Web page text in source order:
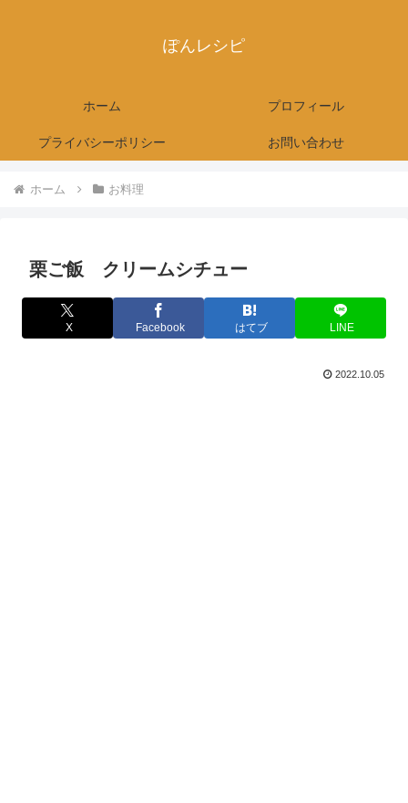
ぽんレシピ
ホーム プロフィール
プライバシーポリシー お問い合わせ
ホーム お料理
栗ご飯 クリームシチュー
X Facebook はてブ LINE
2022.10.05